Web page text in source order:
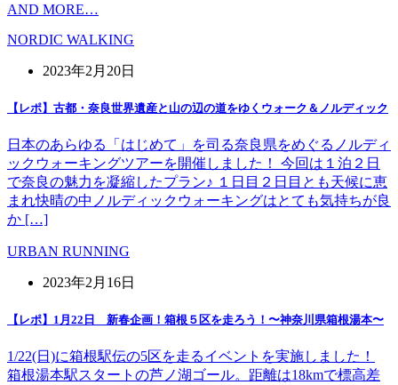
AND MORE…
NORDIC WALKING
2023年2月20日
【レポ】古都・奈良世界遺産と山の辺の道をゆくウォーク＆ノルディック
日本のあらゆる「はじめて」を司る奈良県をめぐるノルディ
ックウォーキングツアーを開催しました！ 今回は１泊２日
で奈良の魅力を凝縮したプラン♪ １日目２日目とも天候に恵
まれ快晴の中ノルディックウォーキングはとても気持ちが良
か […]
URBAN RUNNING
2023年2月16日
【レポ】1月22日 新春企画！箱根５区を走ろう！〜神奈川県箱根湯本〜
1/22(日)に箱根駅伝の5区を走るイベントを実施しました！
箱根湯本駅スタートの芦ノ湖ゴール。距離は18kmで標高差